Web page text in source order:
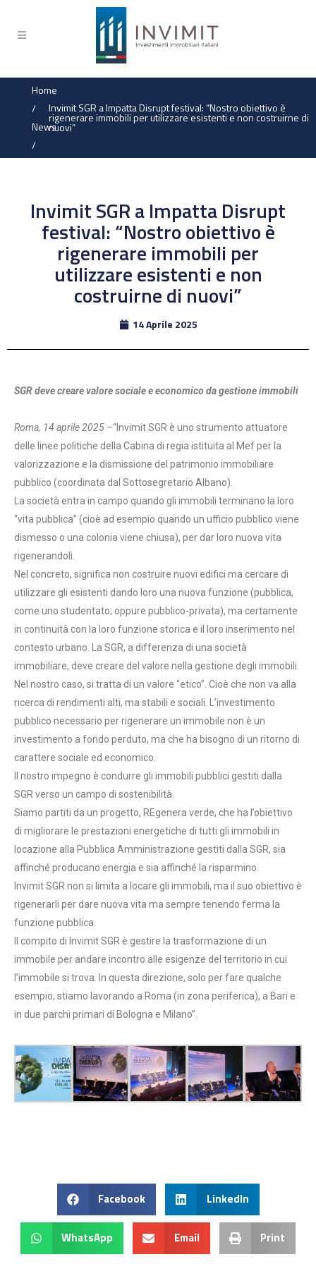
Home
/
News
/
Invimit SGR a Impatta Disrupt festival: “Nostro obiettivo è
rigenerare immobili per utilizzare esistenti e non costruirne di
nuovi”
Invimit SGR a Impatta Disrupt
festival: “Nostro obiettivo è
rigenerare immobili per
utilizzare esistenti e non
costruirne di nuovi”
14 Aprile 2025
SGR deve creare valore sociale e economico da gestione immobili
Roma, 14 aprile 2025 –“Invimit SGR è uno strumento attuatore
delle linee politiche della Cabina di regia istituita al Mef per la
valorizzazione e la dismissione del patrimonio immobiliare
pubblico (coordinata dal Sottosegretario Albano).
La società entra in campo quando gli immobili terminano la loro
“vita pubblica” (cioè ad esempio quando un ufficio pubblico viene
dismesso o una colonia viene chiusa), per dar loro nuova vita
rigenerandoli.
Nel concreto, significa non costruire nuovi edifici ma cercare di
utilizzare gli esistenti dando loro una nuova funzione (pubblica,
come uno studentato; oppure pubblico-privata), ma certamente
in continuità con la loro funzione storica e il loro inserimento nel
contesto urbano. La SGR, a differenza di una società
immobiliare, deve creare del valore nella gestione degli immobili.
Nel nostro caso, si tratta di un valore “etico”. Cioè che non va alla
ricerca di rendimenti alti, ma stabili e sociali. L’investimento
pubblico necessario per rigenerare un immobile non è un
investimento a fondo perduto, ma che ha bisogno di un ritorno di
carattere sociale ed economico.
Il nostro impegno è condurre gli immobili pubblici gestiti dalla
SGR verso un campo di sostenibilità.
Siamo partiti da un progetto, REgenera verde, che ha l’obiettivo
di migliorare le prestazioni energetiche di tutti gli immobili in
locazione alla Pubblica Amministrazione gestiti dalla SGR, sia
affinché producano energia e sia affinché la risparmino.
Invimit SGR non si limita a locare gli immobili, ma il suo obiettivo è
rigenerarli per dare nuova vita ma sempre tenendo ferma la
funzione pubblica.
Il compito di Invimit SGR è gestire la trasformazione di un
immobile per andare incontro alle esigenze del territorio in cui
l’immobile si trova. In questa direzione, solo per fare qualche
esempio, stiamo lavorando a Roma (in zona periferica), a Bari e
in due parchi primari di Bologna e Milano”.
Facebook LinkedIn
WhatsApp Email Print